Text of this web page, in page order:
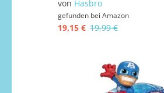
von Hasbro
gefunden bei Amazon
19,15 € 19,99 €